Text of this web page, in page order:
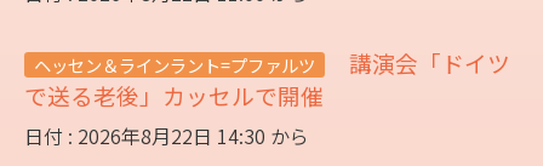
ヘッセン＆ラインラント=プファルツ
講演会「ドイツ
で送る老後」カッセルで開催
日付 : 2026年8月22日 14:30 から